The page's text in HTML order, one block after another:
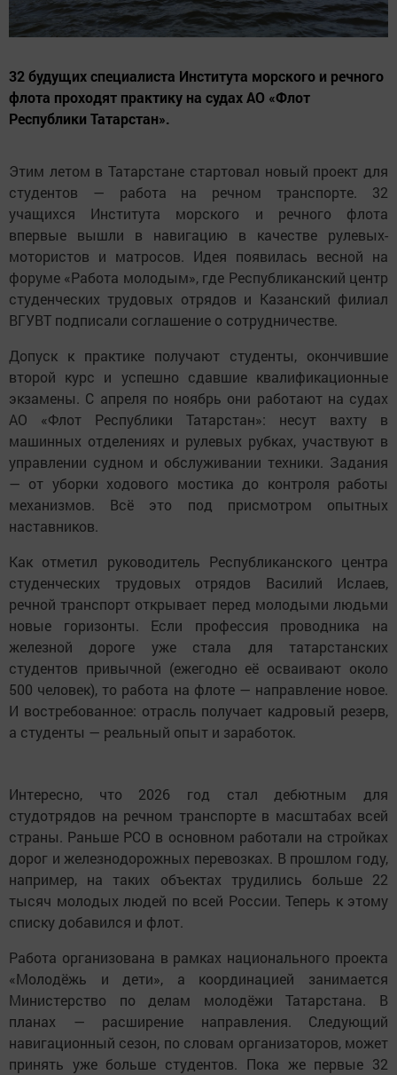
32 будущих специалиста Института морского и речного
флота проходят практику на судах АО «Флот
Республики Татарстан».
Этим летом в Татарстане стартовал новый проект для
студентов — работа на речном транспорте. 32
учащихся Института морского и речного флота
впервые вышли в навигацию в качестве рулевых-
мотористов и матросов. Идея появилась весной на
форуме «Работа молодым», где Республиканский центр
студенческих трудовых отрядов и Казанский филиал
ВГУВТ подписали соглашение о сотрудничестве.
Допуск к практике получают студенты, окончившие
второй курс и успешно сдавшие квалификационные
экзамены. С апреля по ноябрь они работают на судах
АО «Флот Республики Татарстан»: несут вахту в
машинных отделениях и рулевых рубках, участвуют в
управлении судном и обслуживании техники. Задания
— от уборки ходового мостика до контроля работы
механизмов. Всё это под присмотром опытных
наставников.
Как отметил руководитель Республиканского центра
студенческих трудовых отрядов Василий Ислаев,
речной транспорт открывает перед молодыми людьми
новые горизонты. Если профессия проводника на
железной дороге уже стала для татарстанских
студентов привычной (ежегодно её осваивают около
500 человек), то работа на флоте — направление новое.
И востребованное: отрасль получает кадровый резерв,
а студенты — реальный опыт и заработок.
Интересно, что 2026 год стал дебютным для
студотрядов на речном транспорте в масштабах всей
страны. Раньше РСО в основном работали на стройках
дорог и железнодорожных перевозках. В прошлом году,
например, на таких объектах трудились больше 22
тысяч молодых людей по всей России. Теперь к этому
списку добавился и флот.
Работа организована в рамках национального проекта
«Молодёжь и дети», а координацией занимается
Министерство по делам молодёжи Татарстана. В
планах — расширение направления. Следующий
навигационный сезон, по словам организаторов, может
принять уже больше студентов. Пока же первые 32